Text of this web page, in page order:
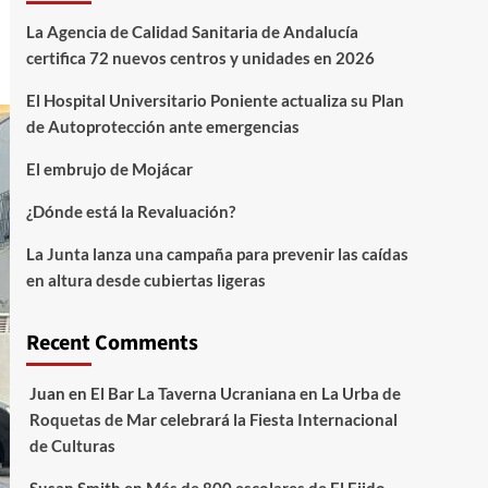
La Agencia de Calidad Sanitaria de Andalucía
certifica 72 nuevos centros y unidades en 2026
El Hospital Universitario Poniente actualiza su Plan
de Autoprotección ante emergencias
El embrujo de Mojácar
¿Dónde está la Revaluación?
La Junta lanza una campaña para prevenir las caídas
en altura desde cubiertas ligeras
Recent Comments
Juan en El Bar La Taverna Ucraniana en La Urba de
Roquetas de Mar celebrará la Fiesta Internacional
de Culturas